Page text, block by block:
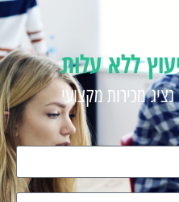
ללא עלות
מכירות מקצועי